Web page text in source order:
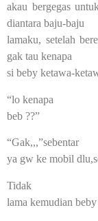
akau bergegas
diantara baju-baju
lamaku, setelah
gak tau kenapa
si beby ketawa-
“lo kenapa
beb ??”
“Gak,,,”sebentar
ya gw ke mobil
Tidak
lama kemudian